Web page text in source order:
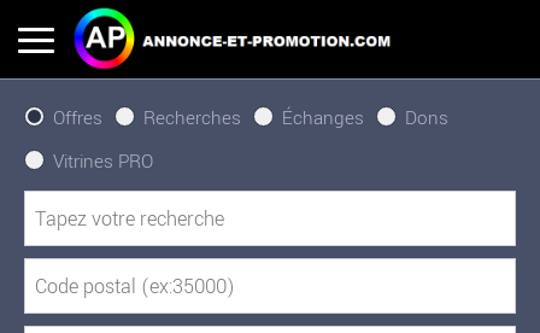
Offres Recherches Échanges
Dons
Vitrines PRO